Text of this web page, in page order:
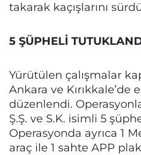
takarak kaçışlarını
5 ŞÜPHELİ
Yürütülen çalışmalar
Ankara ve Kırıkkale’de
düzenlendi.
Ş.Ş. ve S.K. isimli 5
Operasyonda ayrıca 1
araç ile 1 sahte APP